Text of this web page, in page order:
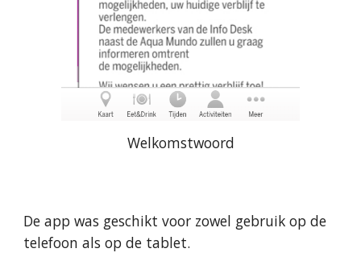
Welkomstwoord
De app was geschikt voor zowel gebruik op de
telefoon als op de tablet.